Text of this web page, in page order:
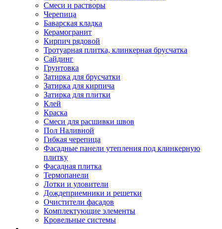
Смеси и растворы
Черепица
Баварская кладка
Керамогранит
Кирпич рядовой
Тротуарная плитка, клинкерная брусчатка
Сайдинг
Грунтовка
Затирка для брусчатки
Затирка для кирпича
Затирка для плитки
Клей
Краска
Смеси для расшивки швов
Пол Наливной
Гибкая черепица
Фасадные панели утепления под клинкерную
плитку
Фасадная плитка
Термопанели
Лотки и уловители
Дождеприемники и решетки
Очистители фасадов
Комплектующие элементы
Кровельные системы